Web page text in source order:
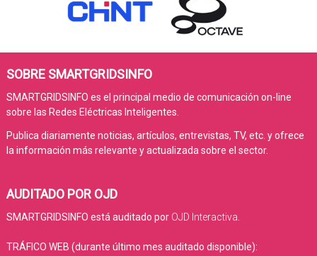
SOBRE SMARTGRIDSINFO
SMARTGRIDSINFO es el principal medio de comunicación on-line
sobre las Redes Eléctricas Inteligentes.
Publica diariamente noticias, artículos, entrevistas, TV, etc. y ofrece
la información más relevante y actualizada sobre el sector.
AUDITADO POR OJD
SMARTGRIDSINFO está auditado por OJD Interactiva
TRÁFICO WEB (durante último mes auditado disponible):